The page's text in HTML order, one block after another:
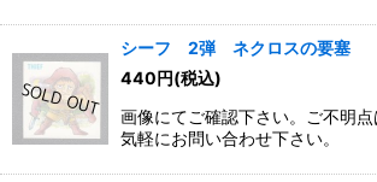
シーフ 2弾 ネクロスの要塞
440円(税込)
画像にてご確認下さい。ご不明
気軽にお問い合わせ下さい。